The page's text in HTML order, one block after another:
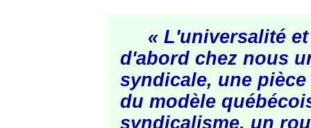
« L'universalité
d'abord chez nous
syndicale, une
du modèle
syndicalisme, un